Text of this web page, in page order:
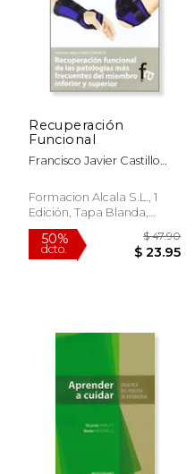
50% $ 330.05
Recuperación
Funcional
Francisco Javier Castillo
Formacion Alcala S.L., 1
Edición, Tapa Blanda,
Nuevo